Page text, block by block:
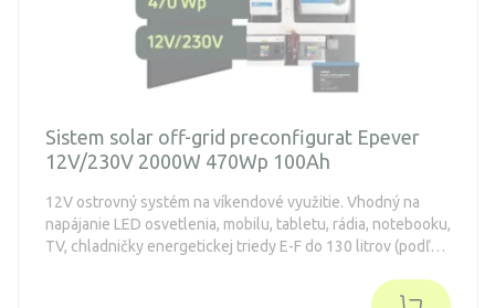
Sistem solar off-grid preconfigurat Epever
12V/230V 2000W 470Wp 100Ah
12V ostrovný systém na víkendové využitie. Vhodný na
napájanie LED osvetlenia, mobilu, tabletu, rádia, notebooku,
TV, chladničky energetickej triedy E-F do 130 litrov (podľa